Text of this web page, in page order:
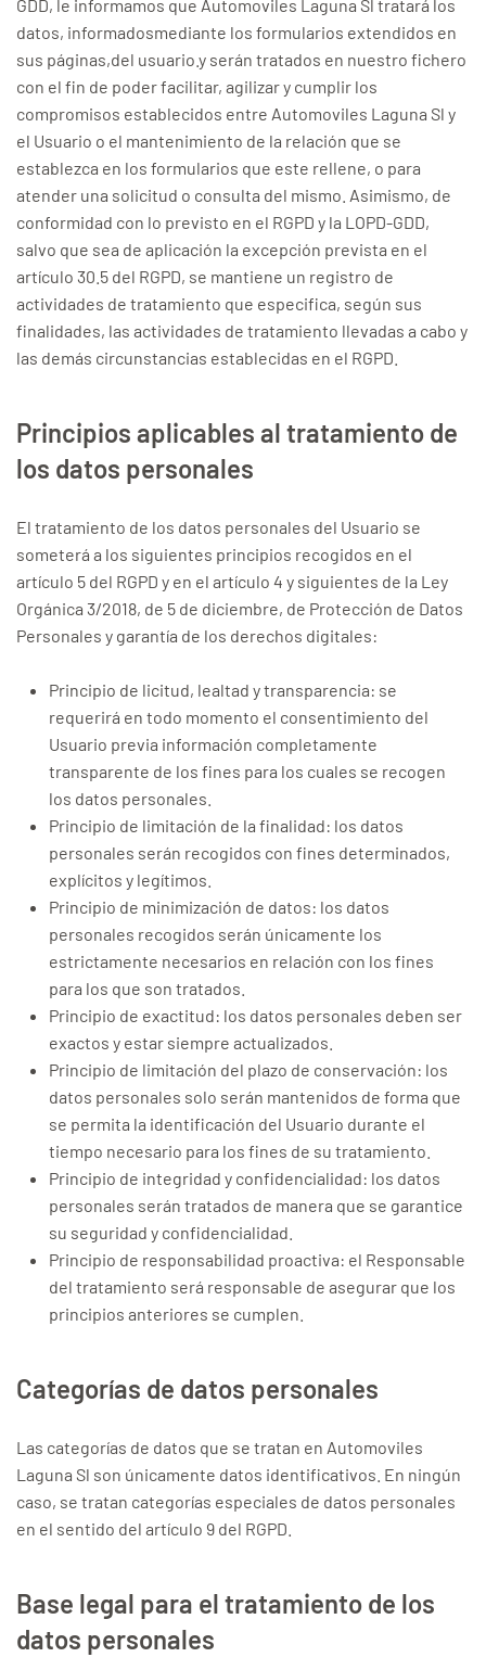
GDD, le informamos que Automoviles Laguna Sl tratará los
datos, informadosmediante los formularios extendidos en
sus páginas,del usuario.y serán tratados en nuestro fichero
con el fin de poder facilitar, agilizar y cumplir los
compromisos establecidos entre Automoviles Laguna Sl y
el Usuario o el mantenimiento de la relación que se
establezca en los formularios que este rellene, o para
atender una solicitud o consulta del mismo. Asimismo, de
conformidad con lo previsto en el RGPD y la LOPD-GDD,
salvo que sea de aplicación la excepción prevista en el
artículo 30.5 del RGPD, se mantiene un registro de
actividades de tratamiento que especifica, según sus
finalidades, las actividades de tratamiento llevadas a cabo y
las demás circunstancias establecidas en el RGPD.
Principios aplicables al tratamiento de
los datos personales
El tratamiento de los datos personales del Usuario se
someterá a los siguientes principios recogidos en el
artículo 5 del RGPD y en el artículo 4 y siguientes de la Ley
Orgánica 3/2018, de 5 de diciembre, de Protección de Datos
Personales y garantía de los derechos digitales:
Principio de licitud, lealtad y transparencia: se
requerirá en todo momento el consentimiento del
Usuario previa información completamente
transparente de los fines para los cuales se recogen
los datos personales.
Principio de limitación de la finalidad: los datos
personales serán recogidos con fines determinados,
explícitos y legítimos.
Principio de minimización de datos: los datos
personales recogidos serán únicamente los
estrictamente necesarios en relación con los fines
para los que son tratados.
Principio de exactitud: los datos personales deben ser
exactos y estar siempre actualizados.
Principio de limitación del plazo de conservación: los
datos personales solo serán mantenidos de forma que
se permita la identificación del Usuario durante el
tiempo necesario para los fines de su tratamiento.
Principio de integridad y confidencialidad: los datos
personales serán tratados de manera que se garantice
su seguridad y confidencialidad.
Principio de responsabilidad proactiva: el Responsable
del tratamiento será responsable de asegurar que los
principios anteriores se cumplen.
Categorías de datos personales
Las categorías de datos que se tratan en Automoviles
Laguna Sl son únicamente datos identificativos. En ningún
caso, se tratan categorías especiales de datos personales
en el sentido del artículo 9 del RGPD.
Base legal para el tratamiento de los
datos personales